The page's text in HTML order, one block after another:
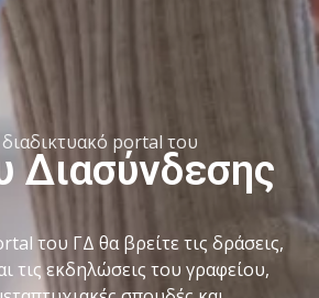
portal του
Διασύνδεσης
του ΓΔ θα βρείτε τις δράσεις,
τις εκδηλώσεις του γραφείου,